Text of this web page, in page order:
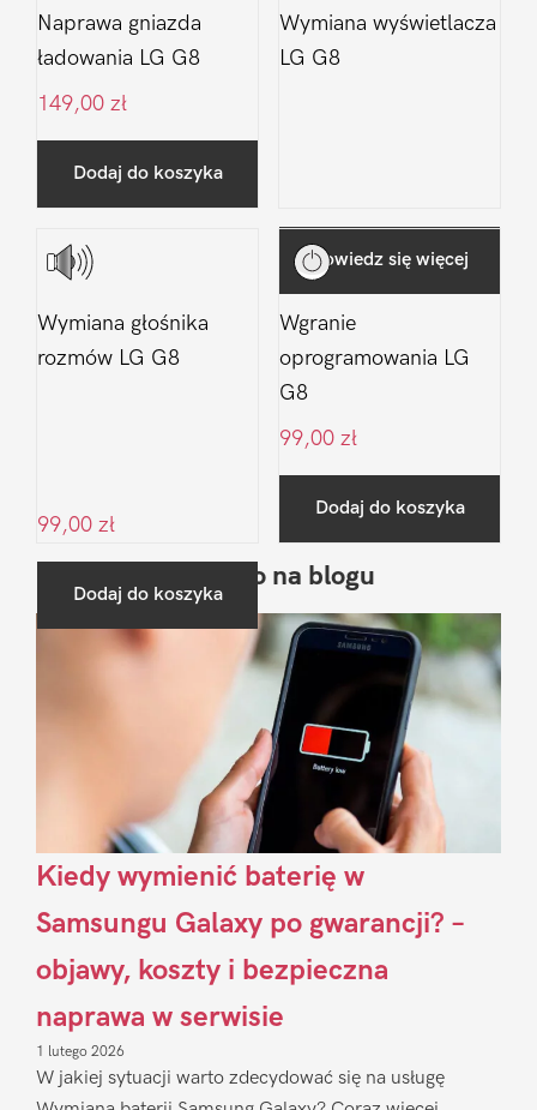
Naprawa gniazda
ładowania LG G8
149,00 zł
Dodaj do koszyka
Wymiana wyświetlacza
LG G8
Dowiedz się więcej
Wymiana głośnika
rozmów LG G8
99,00 zł
Dodaj do koszyka
Wgranie
oprogramowania LG
G8
99,00 zł
Dodaj do koszyka
Pierwszy
Sidebar
Ostatnio na blogu
Kiedy wymienić baterię w
Samsungu Galaxy po gwarancji? –
objawy, koszty i bezpieczna
naprawa w serwisie
1 lutego 2026
W jakiej sytuacji warto zdecydować się na usługę